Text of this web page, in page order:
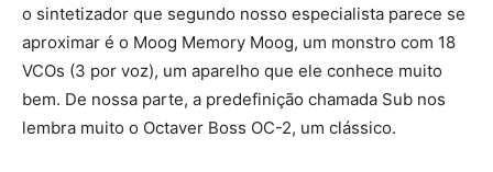
o sintetizador que segundo nosso especialista parece se
aproximar é o Moog Memory Moog, um monstro com 18
VCOs (3 por voz), um aparelho que ele conhece muito
bem. De nossa parte, a predefinição chamada Sub nos
lembra muito o Octaver Boss OC-2, um clássico.